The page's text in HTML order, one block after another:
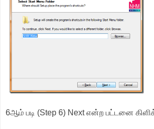
6ஆம் படி (Step 6) Next என்ற பட்டனை